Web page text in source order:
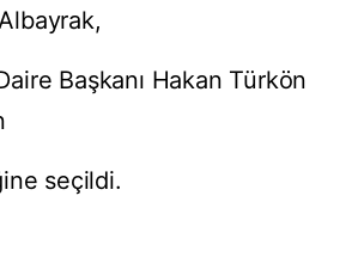
Başkanı Hakan Türkön
seçildi.